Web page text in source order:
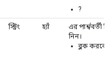
?
স্ট্রিং হ্যাঁ
এর পার্শ্ববর্তী
নিন।
ব্লক করবেন